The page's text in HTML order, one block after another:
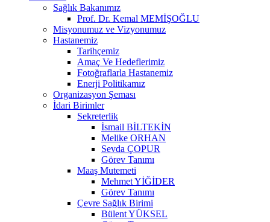
Sağlık Bakanımız
Prof. Dr. Kemal MEMİŞOĞLU
Misyonumuz ve Vizyonumuz
Hastanemiz
Tarihçemiz
Amaç Ve Hedeflerimiz
Fotoğraflarla Hastanemiz
Enerji Politikamız
Organizasyon Şeması
İdari Birimler
Sekreterlik
İsmail BİLTEKİN
Melike ORHAN
Sevda ÇOPUR
Görev Tanımı
Maaş Mutemeti
Mehmet YİĞİDER
Görev Tanımı
Çevre Sağlık Birimi
Bülent YÜKSEL